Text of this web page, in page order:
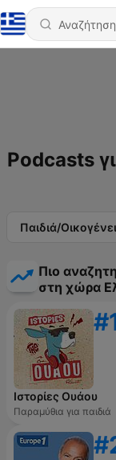
Podcasts
Παιδιά/
Πιο
στη χώρα
Ιστορίες Ουάου
Παραμύθια για παιδιά